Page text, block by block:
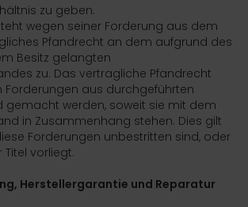
zu geben.
wegen seiner Forderung aus dem
Pfandrecht an dem aufgrund des
Besitz gelangten
zu. Das vertragliche Pfandrecht
Forderungen aus durchgeführten
gemacht werden, soweit sie mit dem
in Zusammenhang stehen. Dies gilt
Forderungen unbestritten sind, oder
vorliegt.
Herstellergarantie und Reparatur